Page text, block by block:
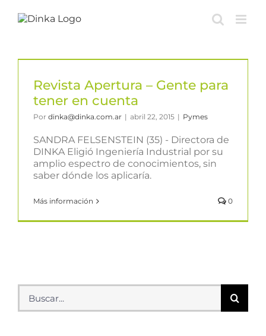
Revista Apertura – Gente para
tener en cuenta
Por dinka@dinka.com.ar | abril 22, 2015 | Pymes
SANDRA FELSENSTEIN (35) - Directora de
DINKA Eligió Ingeniería Industrial por su
amplio espectro de conocimientos, sin
saber dónde los aplicaría.
Más información 0
Buscar: